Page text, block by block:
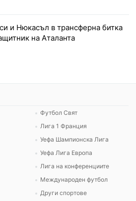
и Нюкасъл в трансферна битка
на Аталанта
Футбол Свят
Лига 1 Франция
Уефа Шампионска Лига
Уефа Лига Европа
Лига на конференциите
Международен футбол
Други спортове